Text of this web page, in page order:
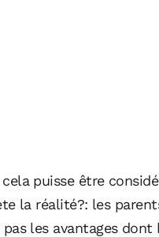
cela puisse être
la réalité?: les
pas les avantages